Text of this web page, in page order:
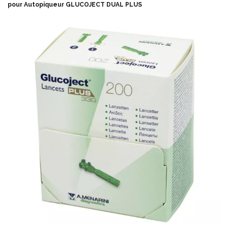
pour Autopiqueur GLUCOJECT DUAL PLUS